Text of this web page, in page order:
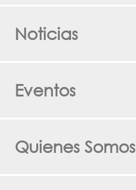
Noticias
Eventos
Quienes Somos